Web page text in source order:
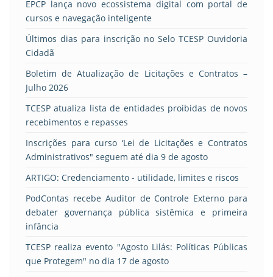
EPCP lança novo ecossistema digital com portal de
cursos e navegação inteligente
Últimos dias para inscrição no Selo TCESP Ouvidoria
Cidadã
Boletim de Atualização de Licitações e Contratos –
Julho 2026
TCESP atualiza lista de entidades proibidas de novos
recebimentos e repasses
Inscrições para curso ‘Lei de Licitações e Contratos
Administrativos" seguem até dia 9 de agosto
ARTIGO: Credenciamento - utilidade, limites e riscos
PodContas recebe Auditor de Controle Externo para
debater governança pública sistêmica e primeira
infância
TCESP realiza evento "Agosto Lilás: Políticas Públicas
que Protegem" no dia 17 de agosto